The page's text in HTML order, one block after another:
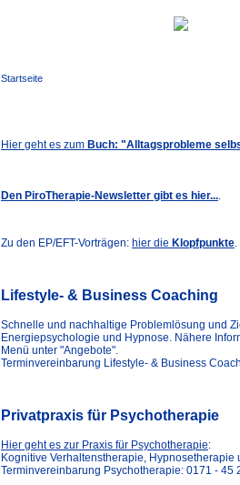
Startseite
Hier geht es zum Buch: "Alltagsprobleme
Den PiroTherapie-Newsletter gibt es hier....
Zu den EP/EFT-Vorträgen: hier die Klopfpunkte
Lifestyle- & Business Coaching
Schnelle und nachhaltige Problemlösung und
Energiepsychologie und Hypnose. Nähere
Menü unter "Angebote".
Terminvereinbarung Lifestyle- & Business
Privatpraxis für Psychotherapie
Hier geht es zur Praxis für Psychotherapie:
Kognitive Verhaltenstherapie, Hypnosetherapie
Terminvereinbarung Psychotherapie: 0171 - 45